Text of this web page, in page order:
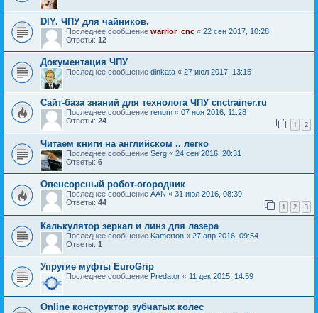
DIY. ЧПУ для чайников.
Последнее сообщение warrior_cnc « 22 сен 2017, 10:28
Ответы: 12
Документация ЧПУ
Последнее сообщение dinkata « 27 июл 2017, 13:15
Сайт-база знаний для технолога ЧПУ cnctrainer.ru
Последнее сообщение renum « 07 ноя 2016, 11:28
Ответы: 24 1 2
Читаем книги на английском .. легко
Последнее сообщение Serg « 24 сен 2016, 20:31
Ответы: 6
Опенсорсный робот-огородник
Последнее сообщение AAN « 31 июл 2016, 08:39
Ответы: 44 1 2 3
Калькулятор зеркал и линз для лазера
Последнее сообщение Kamerton « 27 апр 2016, 09:54
Ответы: 1
Упругие муфты EuroGrip
Последнее сообщение Predator « 11 дек 2015, 14:59
Online конструктор зубчатых колес